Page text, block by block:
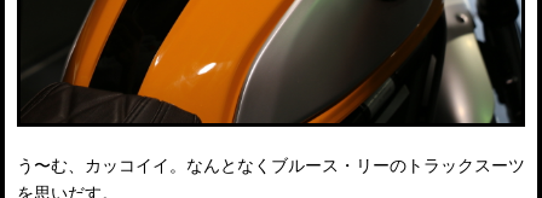
う〜む、カッコイイ。なんとなくブルース・リーのトラックスーツ
を思いだす。